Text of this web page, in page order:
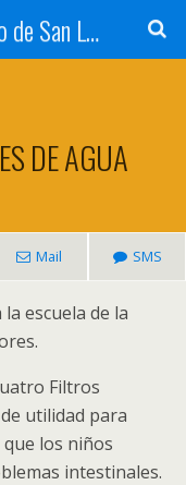
Cooperativa en Dessarollo de San Luis
DE AGUA
Mail SMS
escuela de la
Filtros
utilidad para
los niños
intestinales.